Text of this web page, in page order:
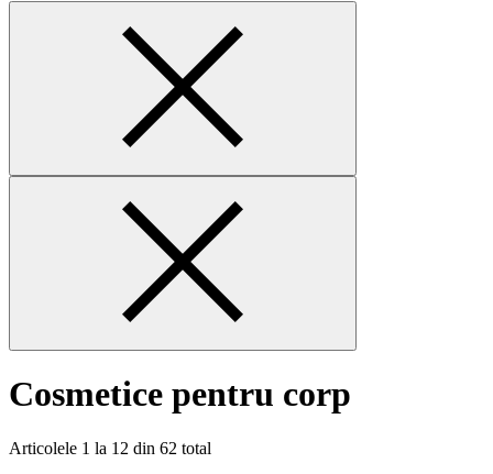
Cosmetice pentru corp
Articolele 1 la 12 din 62 total